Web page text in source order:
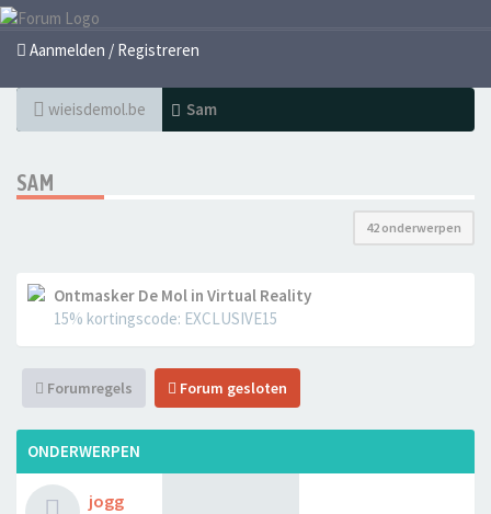
Aanmelden / Registreren
wieisdemol.be Sam
SAM
42 onderwerpen
Ontmasker De Mol in Virtual Reality
15% kortingscode: EXCLUSIVE15
Forumregels Forum gesloten
ONDERWERPEN
jogg